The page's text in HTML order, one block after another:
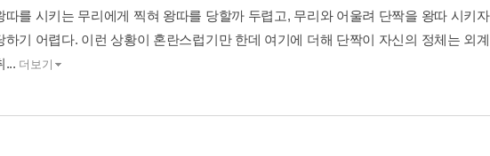
따를 시키는 무리에게 찍혀 왕따를 당할까 두렵고, 무리와 어울려 단짝을 왕따 시키
하기 어렵다. 이런 상황이 혼란스럽기만 한데 여기에 더해 단짝이 자신의 정체는 외
... 더보기